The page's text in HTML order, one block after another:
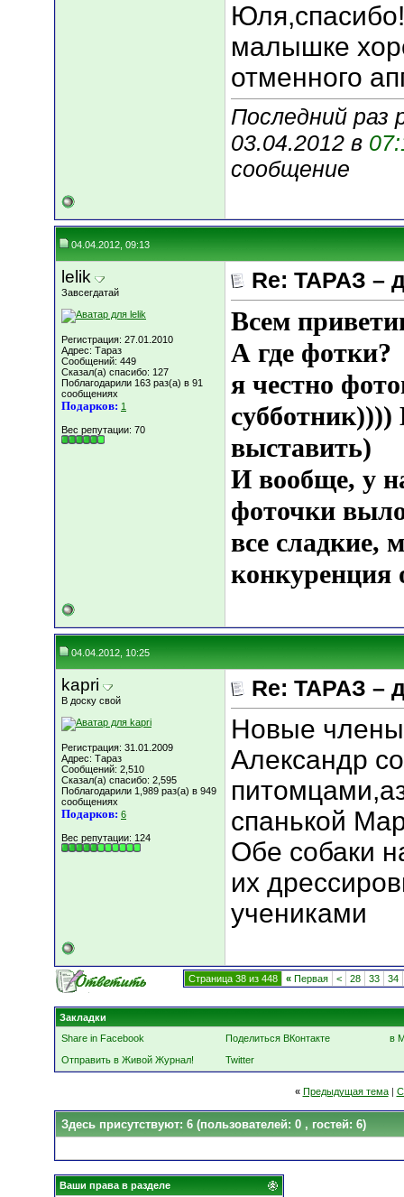
малышке
отменного
Последний раз
03.04.2012 в
сообщение
04.04.2012, 09:13
lelik
Завсегдатай
Регистрация: 27.01.2010
Адрес: Тараз
Сообщений: 449
Сказал(а) спасибо: 127
Поблагодарили 163 раз(а) в 91
сообщениях
Подарков: 1
Вес репутации: 70
Re: ТАРАЗ –
Всем
А где фотки?
я честно
выставить)
И вообще, у
фоточки
все сладкие,
конкуренция
04.04.2012, 10:25
kapri
В доску свой
Регистрация: 31.01.2009
Адрес: Тараз
Сообщений: 2,510
Сказал(а) спасибо: 2,595
Поблагодарили 1,989 раз(а) в 949
сообщениях
Подарков: 6
Вес репутации: 124
Re: ТАРАЗ –
Новые
Александр
спанькой
Обе собаки
их
учениками
Страница 38 из 448 « Первая < 28 33 34
Закладки
Share in Facebook
Поделиться ВКонтакте
в
Отправить в Живой Журнал!
Twitter
« Предыдущая тема|
Здесь присутствуют: 6 (пользователей: 0 , гостей: 6)
Ваши права в разделе